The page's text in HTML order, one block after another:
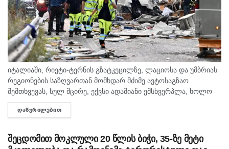
იტალიაში, რიეტი-ტერნის გზატკეცილზე, ლაციოსა და უმბრიას
რეგიონების საზღვართან მომხდარ მძიმე ავტოსაგზაო
შემთხვევას, სულ მცირე, ექვსი ადამიანი ემსხვერპლა, ხოლო
34 დაშავდა. იტალიური მედიის ინფორმაციით, ავტობუსი,
რომელსაც ტურისტები მარმორეს ჩანჩქერის მიმართულებით
ᲓᲐᲬᲕᲠᲘᲚᲔᲑᲘᲗ
შეცდომით მოკლული 20 წლის ბიჭი, 35-ზე მეტი